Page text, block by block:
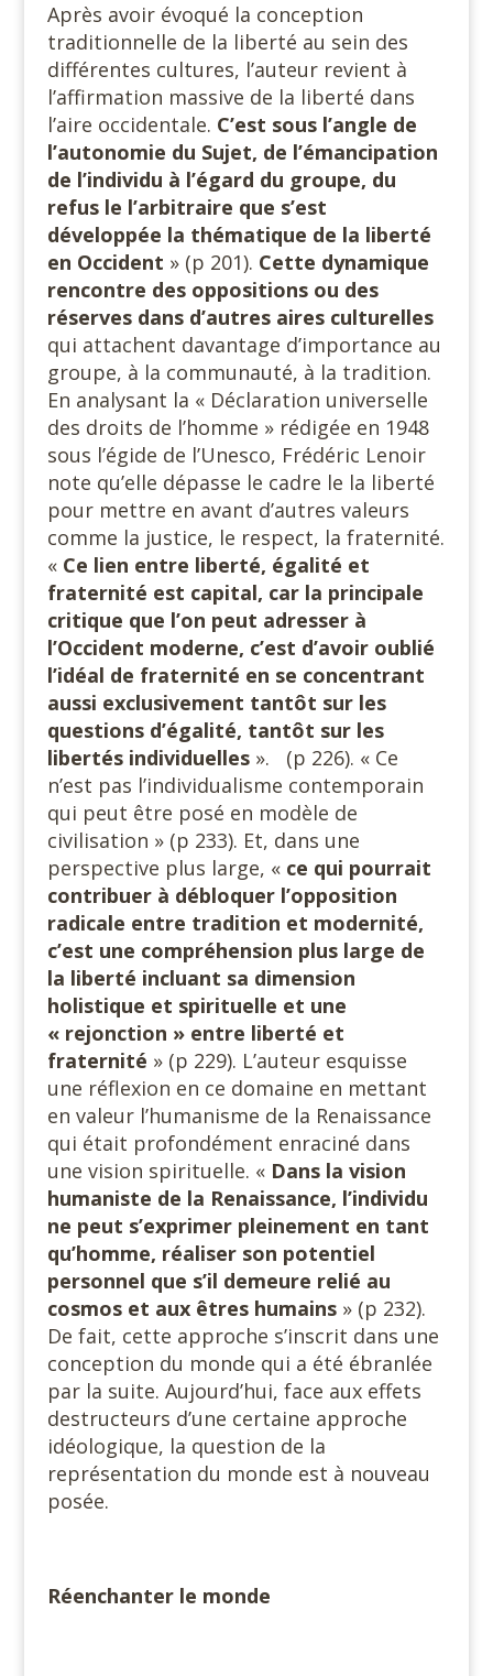
Après avoir évoqué la conception
traditionnelle de la liberté au sein des
différentes cultures, l’auteur revient à
l’affirmation massive de la liberté dans
l’aire occidentale. C’est sous l’angle de
l’autonomie du Sujet, de l’émancipation
de l’individu à l’égard du groupe, du
refus le l’arbitraire que s’est
développée la thématique de la liberté
en Occident » (p 201). Cette dynamique
rencontre des oppositions ou des
réserves dans d’autres aires culturelles
qui attachent davantage d’importance au
groupe, à la communauté, à la tradition.
En analysant la « Déclaration universelle
des droits de l’homme » rédigée en 1948
sous l’égide de l’Unesco, Frédéric Lenoir
note qu’elle dépasse le cadre le la liberté
pour mettre en avant d’autres valeurs
comme la justice, le respect, la fraternité.
« Ce lien entre liberté, égalité et
fraternité est capital, car la principale
critique que l’on peut adresser à
l’Occident moderne, c’est d’avoir oublié
l’idéal de fraternité en se concentrant
aussi exclusivement tantôt sur les
questions d’égalité, tantôt sur les
libertés individuelles ». (p 226). « Ce
n’est pas l’individualisme contemporain
qui peut être posé en modèle de
civilisation » (p 233). Et, dans une
perspective plus large, « ce qui pourrait
contribuer à débloquer l’opposition
radicale entre tradition et modernité,
c’est une compréhension plus large de
la liberté incluant sa dimension
holistique et spirituelle et une
« rejonction » entre liberté et
fraternité » (p 229). L’auteur esquisse
une réflexion en ce domaine en mettant
en valeur l’humanisme de la Renaissance
qui était profondément enraciné dans
une vision spirituelle. « Dans la vision
humaniste de la Renaissance, l’individu
ne peut s’exprimer pleinement en tant
qu’homme, réaliser son potentiel
personnel que s’il demeure relié au
cosmos et aux êtres humains » (p 232).
De fait, cette approche s’inscrit dans une
conception du monde qui a été ébranlée
par la suite. Aujourd’hui, face aux effets
destructeurs d’une certaine approche
idéologique, la question de la
représentation du monde est à nouveau
posée.
Réenchanter le monde